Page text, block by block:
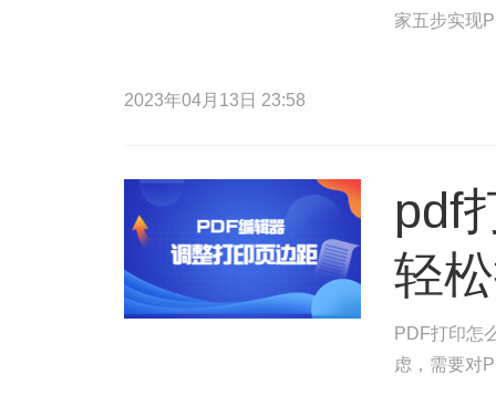
家五步实现
2023年04月13日 23:58
pdf
轻
PDF打印怎
虑，需要对